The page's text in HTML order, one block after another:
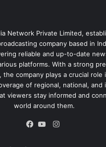
Network Private Limited,
company based in
reliable and up-to-date
platforms. With a strong
the company plays a crucial role
of regional, national, and
viewers stay informed and
world around them.
Instagram